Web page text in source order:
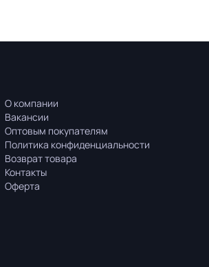
О компании
Вакансии
Оптовым покупателям
Политика конфиденциальности
Возврат товара
Контакты
Оферта